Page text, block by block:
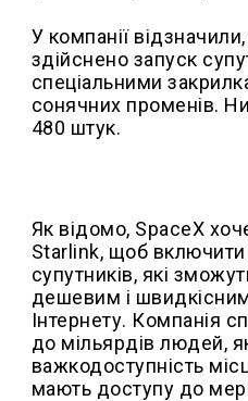
У компанії
здійснено запуск
спеціальними
сонячних променів.
480 штук.
Як відомо, SpaceX
Starlink, щоб
супутників, які
дешевим і
Інтернету. Компанія
до мільярдів людей,
важкодоступність
мають доступу до